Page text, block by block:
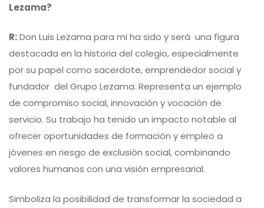
Lezama?
R:Don Luis Lezama para mi ha sido y será una figura
destacada en la historia del colegio, especialmente
por su papel como sacerdote, emprendedor social y
fundador del Grupo Lezama. Representa un ejemplo
de compromiso social, innovación y vocación de
servicio. Su trabajo ha tenido un impacto notable al
ofrecer oportunidades de formación y empleo a
jóvenes en riesgo de exclusión social, combinando
valores humanos con una visión empresarial.
Simboliza la posibilidad de transformar la sociedad a